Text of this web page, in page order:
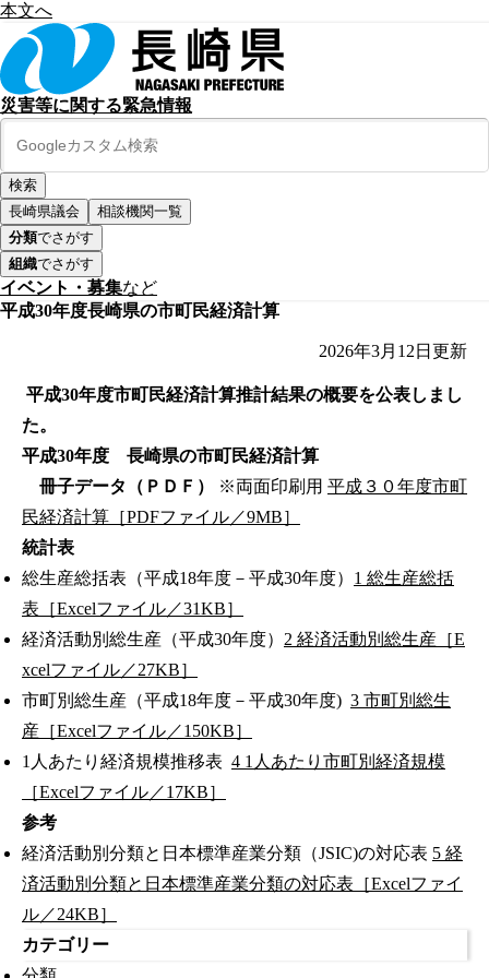
本文へ
災害等に関する緊急情報
長崎県議会
相談機関一覧
分類でさがす
組織でさがす
イベント・募集など
平成30年度長崎県の市町民経済計算
2026年3月12日 更新
平成30年度市町民経済計算推計結果の概要を公表しまし
た。
平成30年度 長崎県の市町民経済計算
冊子データ（ＰＤＦ）
※両面印刷用 平成３０年度市町
民経済計算［PDFファイル／9MB］
統計表
総生産総括表（平成18年度－平成30年度） 1 総生産総括
表［Excelファイル／31KB］
経済活動別総生産（平成30年度） 2 経済活動別総生産［E
xcelファイル／27KB］
市町別総生産（平成18年度－平成30年度) 3 市町別総生
産［Excelファイル／150KB］
1人あたり経済規模推移表 4 1人あたり市町別経済規模
［Excelファイル／17KB］
参考
経済活動別分類と日本標準産業分類（JSIC)の対応表 5 経
済活動別分類と日本標準産業分類の対応表［Excelファイ
ル／24KB］
カテゴリー